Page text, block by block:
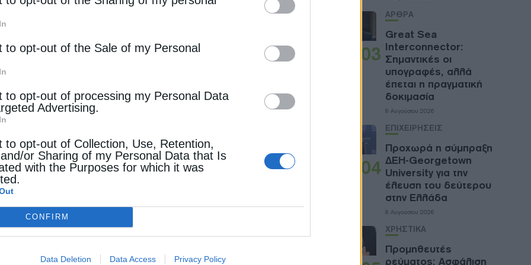
to opt-out of the Sale of my Personal
to opt-out of processing my Personal Data
Advertising.
to opt-out of Collection, Use, Retention,
or Sharing of my Personal Data that Is
with the Purposes for which it was
CONFIRM
Data Deletion Data Access Privacy Policy
ηλιακής ανάπτυξης στην Ευρώπη με πάνω από 8
ανανεώσιμων πηγών και αποθήκευσης ενέργειας που
ενέργειας ως ένα αληθινό success story πετυχημένης
και την ανάπτυξη μέχρι τη διαχείριση των έργων
και υφιστάμενα έργα με σκοπό την μείωση των
πλαίσια που έχουν τεθεί.
μέση διάρκεια ζωής 30-40 έτη, απαιτούν παρακολούθηση
Green Power Hellas
τηςMacquarie με την Enel Green Powerείναι
νέα πορεία στην πώληση ενέργειας από ΑΠΕ,
03
ΑΡΘΡΑ
Great Sea
Interconnector:
Σημαντικές οι
υπογραφές, αλλά
έπεται η πραγματική
δοκιμασία
8 Αυγούστου 2026
04
ΕΠΙΧΕΙΡΗΣΕΙΣ
Προχωρά η σύμπραξη
ΔΕΗ-Georgetown
University για την
έλευση του δεύτερου
στην Ελλάδα
8 Αυγούστου 2026
ΧΡΗΣΤΙΚΑ
Προμηθευτές
ρεύματος: Ασφάλιση